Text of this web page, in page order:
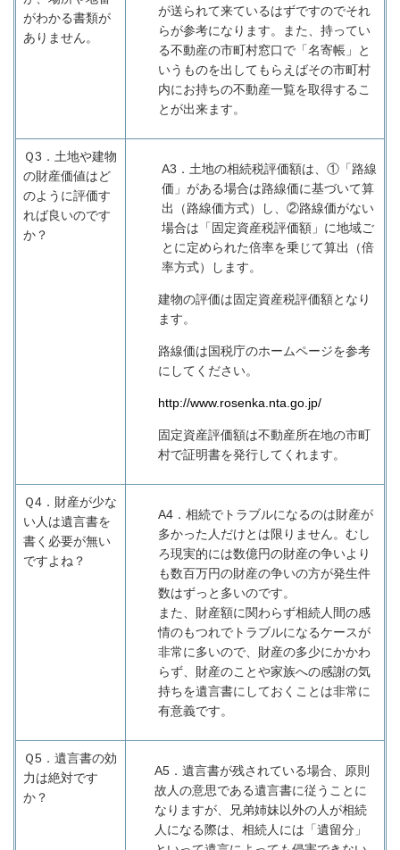
がわかる書類が
ありません。
が送られて来ているはずですのでそれ
らが参考になります。また、持ってい
る不動産の市町村窓口で「名寄帳」と
いうものを出してもらえばその市町村
内にお持ちの不動産一覧を取得するこ
とが出来ます。
Ｑ3． 土地や建物
の財産価値はど
のように評価す
れば良いのです
か？
A3 ．土地の相続税評価額は、①「路線
価」がある場合は路線価に基づいて算
出（路線価方式）し、②路線価がない
場合は「固定資産税評価額」に地域ご
とに定められた倍率を乗じて算出（倍
率方式）します。
建物の評価は固定資産税評価額となり
ます。
路線価は国税庁のホームページを参考
にしてください。
http://www.rosenka.nta.go.jp/
固定資産評価額は不動産所在地の市町
村で証明書を発行してくれます。
Ｑ4． 財産が少な
い人は遺言書を
書く必要が無い
ですよね？
A4 ．相続でトラブルになるのは財産が
多かった人だけとは限りません。むし
ろ現実的には数億円の財産の争いより
も数百万円の財産の争いの方が発生件
数はずっと多いのです。
また、財産額に関わらず相続人間の感
情のもつれでトラブルになるケースが
非常に多いので、財産の多少にかかわ
らず、財産のことや家族への感謝の気
持ちを遺言書にしておくことは非常に
有意義です。
Ｑ5． 遺言書の効
力は絶対です
か？
A5 ．遺言書が残されている場合、原則
故人の意思である遺言書に従うことに
なりますが、兄弟姉妹以外の人が相続
人になる際は、相続人には「遺留分」